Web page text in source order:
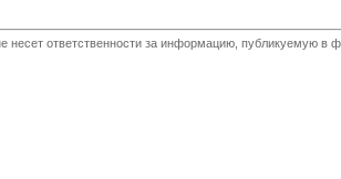
несет ответственности за информацию, публикуемую